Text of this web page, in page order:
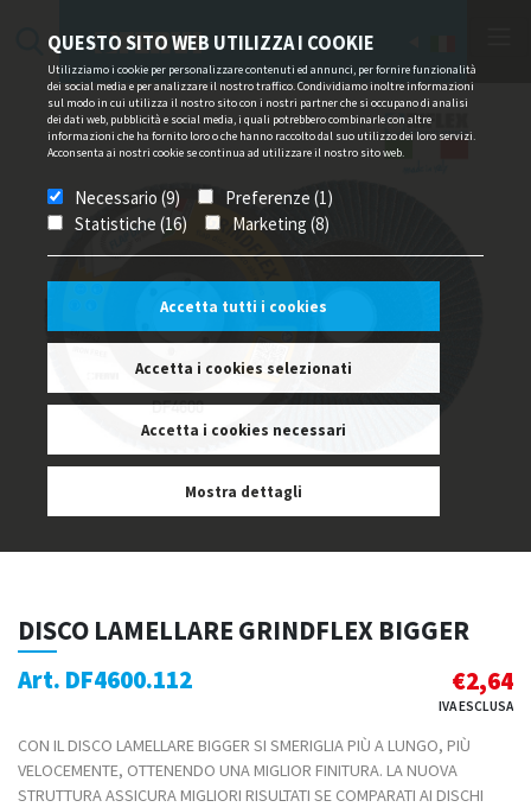
QUESTO SITO WEB UTILIZZA I COOKIE
Utilizziamo i cookie per personalizzare contenuti ed annunci, per fornire funzionalità
dei social media e per analizzare il nostro traffico. Condividiamo inoltre informazioni
sul modo in cui utilizza il nostro sito con i nostri partner che si occupano di analisi
dei dati web, pubblicità e social media, i quali potrebbero combinarle con altre
informazioni che ha fornito loro o che hanno raccolto dal suo utilizzo dei loro servizi.
Acconsenta ai nostri cookie se continua ad utilizzare il nostro sito web.
Necessario (9)
Preferenze (1)
Statistiche (16)
Marketing (8)
Accetta tutti i cookies
Accetta i cookies selezionati
Accetta i cookies necessari
Mostra dettagli
DISCO LAMELLARE GRINDFLEX BIGGER
Art. DF4600.112 €2,64
IVA ESCLUSA
CON IL DISCO LAMELLARE BIGGER SI SMERIGLIA PIÙ A LUNGO, PIÙ
VELOCEMENTE, OTTENENDO UNA MIGLIOR FINITURA. LA NUOVA
STRUTTURA ASSICURA MIGLIORI RISULTATI SE COMPARATI AI DISCHI